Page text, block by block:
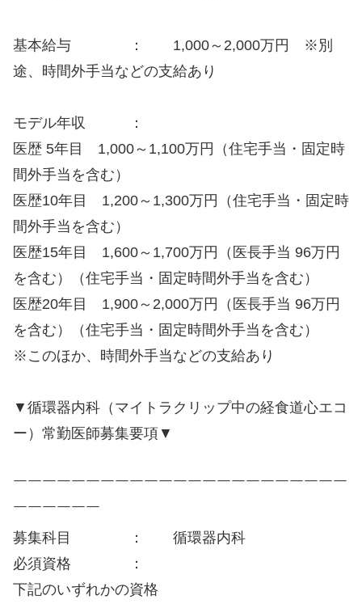
基本給与 ： 1,000～2,000万円 ※別
途、時間外手当などの支給あり
モデル年収 ：
医歴 5年目 1,000～1,100万円（住宅手当・固定時
間外手当を含む）
医歴10年目 1,200～1,300万円（住宅手当・固定時
間外手当を含む）
医歴15年目 1,600～1,700万円（医長手当 96万円
を含む）（住宅手当・固定時間外手当を含む）
医歴20年目 1,900～2,000万円（医長手当 96万円
を含む）（住宅手当・固定時間外手当を含む）
※このほか、時間外手当などの支給あり
▼循環器内科（マイトラクリップ中の経食道心エコ
ー）常勤医師募集要項▼
￣￣￣￣￣￣￣￣￣￣￣￣￣￣￣￣￣￣￣￣￣￣￣
￣￣￣￣￣￣
募集科目 ： 循環器内科
必須資格 ：
下記のいずれかの資格